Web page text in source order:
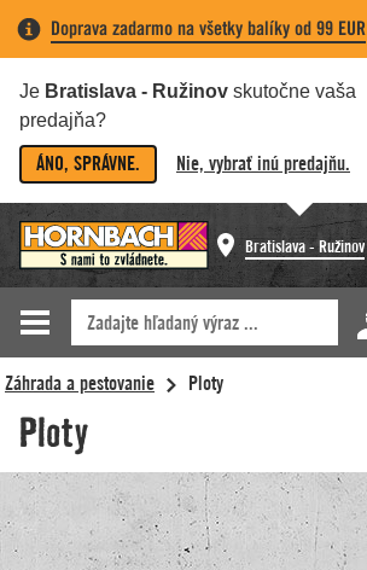
Doprava zadarmo na všetky balíky od 99 EUR
Je Bratislava - Ružinov skutočne vaša
predajňa?
ÁNO, SPRÁVNE. Nie, vybrať inú predajňu.
Bratislava - Ružinov